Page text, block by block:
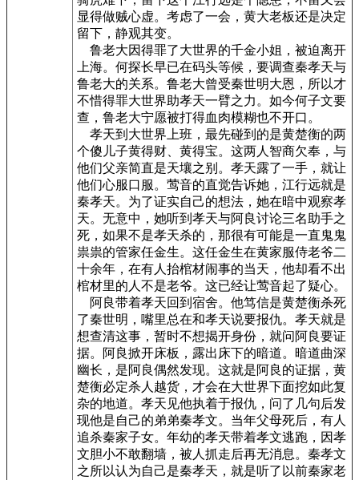
显得做贼心虚。考虑了一会，黄大老板还是决定
留下，静观其变。
鲁老大因得罪了大世界的千金小姐，被迫离开
上海。何探长早已在码头等候，要调查秦孝天与
鲁老大的关系。鲁老大曾受秦世明大恩，所以才
不惜得罪大世界助孝天一臂之力。如今何子文要
查，鲁老大宁愿被打得血肉模糊也不开口。
孝天到大世界上班，最先碰到的是黄楚衡的两
个傻儿子黄得财、黄得宝。这两人智商欠奉，与
他们父亲简直是天壤之别。孝天露了一手，就让
他们心服口服。莺音的直觉告诉她，江行远就是
秦孝天。为了证实自己的想法，她在暗中观察孝
天。无意中，她听到孝天与阿良讨论三名助手之
死，如果不是孝天杀的，那很有可能是一直鬼鬼
祟祟的管家任金生。这任金生在黄家服侍老爷二
十余年，在有人抬棺材闹事的当天，他却看不出
棺材里的人不是老爷。这已经让莺音起了疑心。
阿良带着孝天回到宿舍。他笃信是黄楚衡杀死
了秦世明，嘴里总在和孝天说要报仇。孝天就是
想查清这事，暂时不想揭开身份，就问阿良要证
据。阿良掀开床板，露出床下的暗道。暗道曲深
幽长，是阿良偶然发现。这就是阿良的证据，黄
楚衡必定杀人越货，才会在大世界下面挖如此复
杂的地道。孝天见他执着于报仇，问了几句后发
现他是自己的弟弟秦孝文。当年父母死后，有人
追杀秦家子女。年幼的孝天带着孝文逃跑，因孝
文胆小不敢翻墙，被人抓走后再无消息。秦孝文
之所以认为自己是秦孝天，就是听了以前秦家老